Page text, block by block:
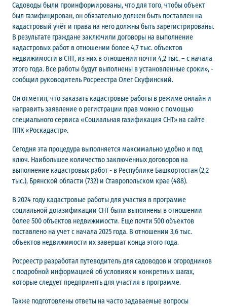
Садоводы были проинформированы, что для того, чтобы объект
был газифицирован, он обязательно должен быть поставлен на
кадастровый учёт и права на него должны быть зарегистрированы.
В результате граждане заключили договоры на выполнение
кадастровых работ в отношении более 4,7 тыс. объектов
недвижимости в СНТ, из них в отношении почти 4,2 тыс. – с начала
этого года. Все работы будут выполнены в установленные сроки», -
сообщил руководитель Росреестра Олег Скуфинский.
Он отметил, что заказать кадастровые работы в режиме онлайн и
направить заявление о регистрации прав можно с помощью
специального сервиса «Социальная газификация СНТ» на сайте
ППК «Роскадастр».
Сегодня эта процедура выполняется максимально удобно и под
ключ. Наибольшее количество заключённых договоров на
выполнение кадастровых работ - в Республике Башкортостан (2,2
тыс.), Брянской области (732) и Ставропольском крае (488).
В 2024 году кадастровые работы для участия в программе
социальной догазификации СНТ были выполнены в отношении
более 500 объектов недвижимости. Еще почти 500 объектов
поставлено на учет с начала 2025 года. В отношении 3,6 тыс.
объектов недвижимости их завершат конца этого года.
Росреестр разработал путеводитель для садоводов и огородников
с подробной информацией об условиях и конкретных шагах,
которые следует предпринять для участия в программе.
Также подготовлены ответы на часто задаваемые вопросы